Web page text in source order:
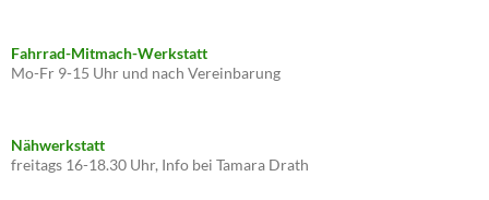
Fahrrad-Mitmach-Werkstatt
Mo-Fr 9-15 Uhr und nach Vereinbarung
Nähwerkstatt
freitags 16-18.30 Uhr, Info bei Tamara Drath